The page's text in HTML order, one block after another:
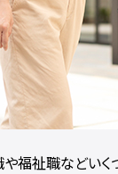
福祉職などいく